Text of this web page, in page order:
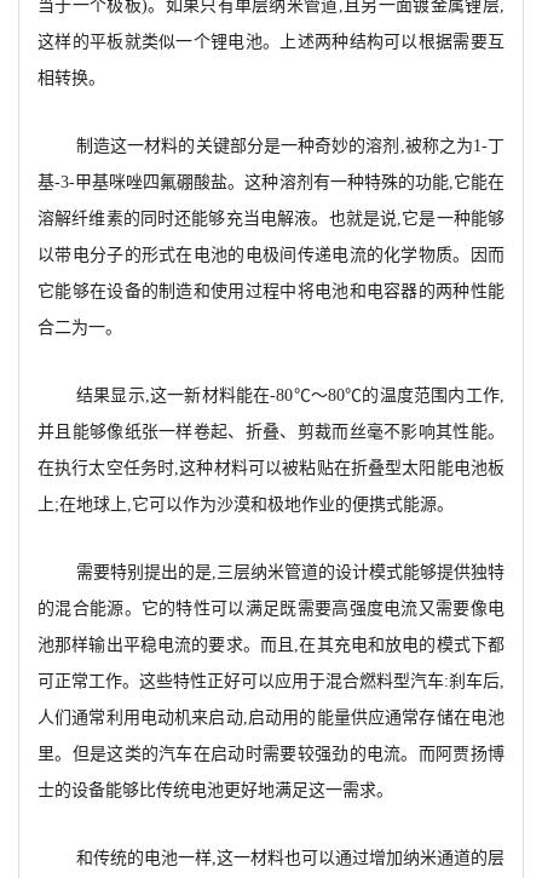
当于一个极板)。如果只有单层纳米管道,且另一面镀金属锂层,
这样的平板就类似一个锂电池。上述两种结构可以根据需要互
相转换。
制造这一材料的关键部分是一种奇妙的溶剂,被称之为1-丁
基-3-甲基咪唑四氟硼酸盐。这种溶剂有一种特殊的功能,它能在
溶解纤维素的同时还能够充当电解液。也就是说,它是一种能够
以带电分子的形式在电池的电极间传递电流的化学物质。因而
它能够在设备的制造和使用过程中将电池和电容器的两种性能
合二为一。
结果显示,这一新材料能在-80℃～80℃的温度范围内工作,
并且能够像纸张一样卷起、折叠、剪裁而丝毫不影响其性能。
在执行太空任务时,这种材料可以被粘贴在折叠型太阳能电池板
上;在地球上,它可以作为沙漠和极地作业的便携式能源。
需要特别提出的是,三层纳米管道的设计模式能够提供独特
的混合能源。它的特性可以满足既需要高强度电流又需要像电
池那样输出平稳电流的要求。而且,在其充电和放电的模式下都
可正常工作。这些特性正好可以应用于混合燃料型汽车:刹车后,
人们通常利用电动机来启动,启动用的能量供应通常存储在电池
里。但是这类的汽车在启动时需要较强劲的电流。而阿贾扬博
士的设备能够比传统电池更好地满足这一需求。
和传统的电池一样,这一材料也可以通过增加纳米通道的层